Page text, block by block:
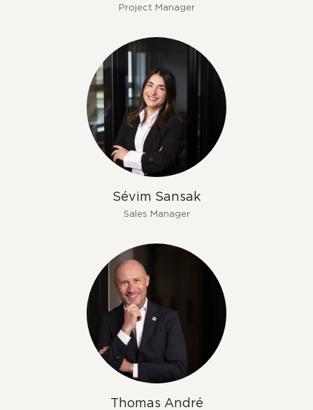
Project Manager
Sévim Sansak
Sales Manager
Thomas André